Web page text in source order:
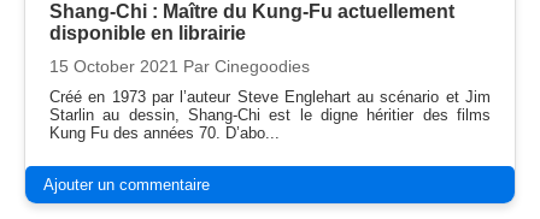
Shang-Chi : Maître du Kung-Fu actuellement
disponible en librairie
15 October 2021 Par Cinegoodies
Créé en 1973 par l’auteur Steve Englehart au scénario et Jim
Starlin au dessin, Shang-Chi est le digne héritier des films
Kung Fu des années 70. D’abo...
Ajouter un commentaire